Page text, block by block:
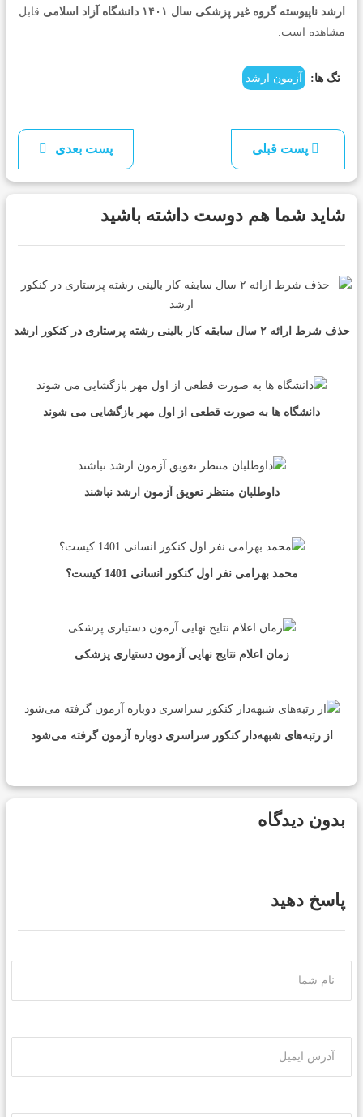
ارشد ناپیوسته گروه غیر پزشکی سال ۱۴۰۱ دانشگاه آزاد اسلامی
قابل
مشاهده است.
تگ ها: آزمون ارشد
پست قبلی پست بعدی
شاید شما هم دوست داشته باشید
حذف شرط ارائه ٢ سال سابقه کار بالینی رشته پرستاری در کنکور ارشد
دانشگاه ها به صورت قطعی از اول مهر بازگشایی می شوند
داوطلبان منتظر تعویق آزمون ارشد نباشند
محمد بهرامی نفر اول کنکور انسانی 1401 کیست؟
زمان اعلام نتایج نهایی آزمون دستیاری پزشکی
از رتبه‌های شبهه‌دار کنکور سراسری دوباره آزمون گرفته می‌شود
بدون دیدگاه
پاسخ دهید